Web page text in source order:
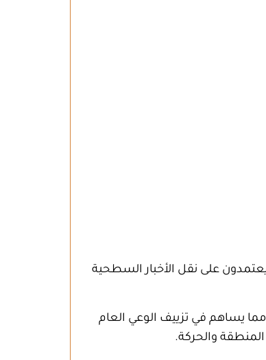
على نقل الأخبار السطحية
يساهم في تزييف الوعي العام
والحركة.